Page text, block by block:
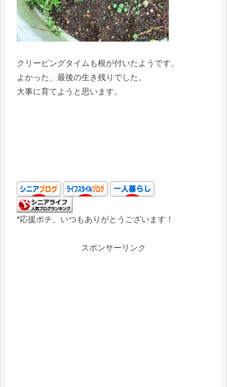
クリーピングタイムも根が付いたようです。
よかった、最後の生き残りでした。
大事に育てようと思います。
*応援ポチ、いつもありがとうございます！
スポンサーリンク